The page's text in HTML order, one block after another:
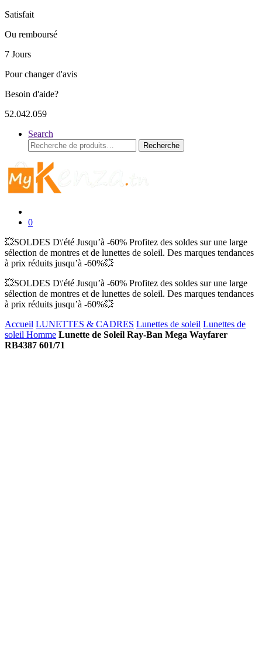
Satisfait
Ou remboursé
7 Jours
Pour changer d'avis
Besoin d'aide?
52.042.059
Search
Recherche
pour :
Recherche
0
💥SOLDES D\'été Jusqu’à -60% Profitez des soldes sur une large
sélection de montres et de lunettes de soleil. Des marques tendances
à prix réduits jusqu’à -60%💥
💥SOLDES D\'été Jusqu’à -60% Profitez des soldes sur une large
sélection de montres et de lunettes de soleil. Des marques tendances
à prix réduits jusqu’à -60%💥
Accueil LUNETTES & CADRES Lunettes de soleil Lunettes de
soleil Homme Lunette de Soleil Ray-Ban Mega Wayfarer
RB4387 601/71